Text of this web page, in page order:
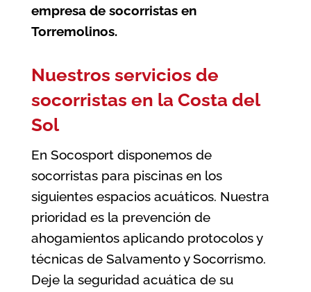
empresa de socorristas en
Torremolinos.
Nuestros servicios de
socorristas en la Costa del
Sol
En Socosport disponemos de
socorristas para piscinas en los
siguientes espacios acuáticos. Nuestra
prioridad es la prevención de
ahogamientos aplicando protocolos y
técnicas de Salvamento y Socorrismo.
Deje la seguridad acuática de su